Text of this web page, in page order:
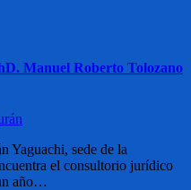
Manuel Roberto Tolozano
Yaguachi, sede de la
el consultorio jurídico
año…